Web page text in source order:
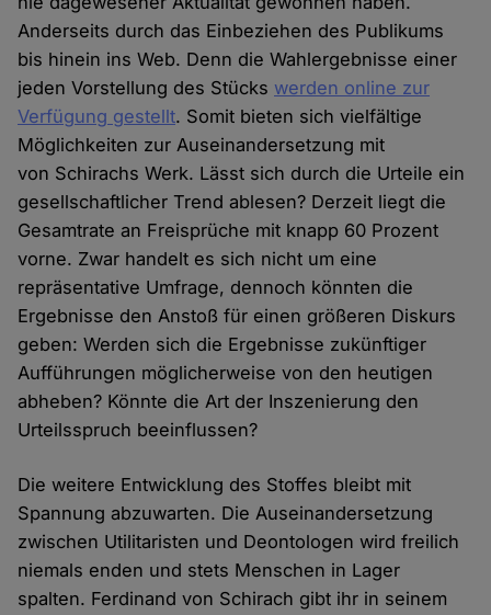
Anderseits durch das Einbeziehen des Publikums
bis hinein ins Web. Denn die Wahlergebnisse einer
jeden Vorstellung des Stücks werden online zur
Verfügung gestellt. Somit bieten sich vielfältige
Möglichkeiten zur Auseinandersetzung mit
von Schirachs Werk. Lässt sich durch die Urteile ein
gesellschaftlicher Trend ablesen? Derzeit liegt die
Gesamtrate an Freisprüche mit knapp 60 Prozent
vorne. Zwar handelt es sich nicht um eine
repräsentative Umfrage, dennoch könnten die
Ergebnisse den Anstoß für einen größeren Diskurs
geben: Werden sich die Ergebnisse zukünftiger
Aufführungen möglicherweise von den heutigen
abheben? Könnte die Art der Inszenierung den
Urteilsspruch beeinflussen?
Die weitere Entwicklung des Stoffes bleibt mit
Spannung abzuwarten. Die Auseinandersetzung
zwischen Utilitaristen und Deontologen wird freilich
niemals enden und stets Menschen in Lager
spalten. Ferdinand von Schirach gibt ihr in seinem